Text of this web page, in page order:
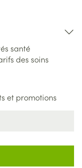
santé
des soins
et promotions